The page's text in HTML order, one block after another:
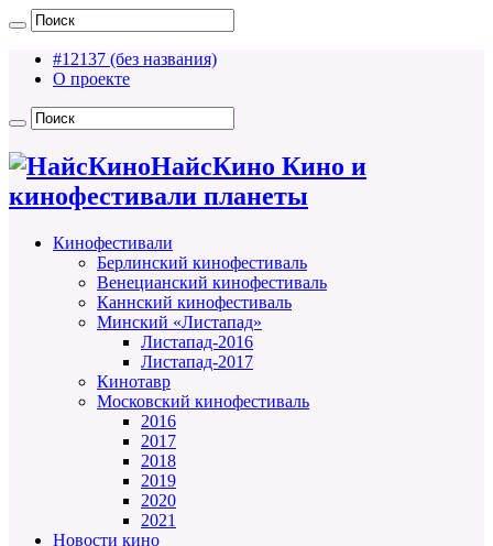
#12137 (без названия)
О проекте
НайсКино Кино и
кинофестивали планеты
Кинофестивали
Берлинский кинофестиваль
Венецианский кинофестиваль
Каннский кинофестиваль
Минский «Листапад»
Листапад-2016
Листапад-2017
Кинотавр
Московский кинофестиваль
2016
2017
2018
2019
2020
2021
Новости кино